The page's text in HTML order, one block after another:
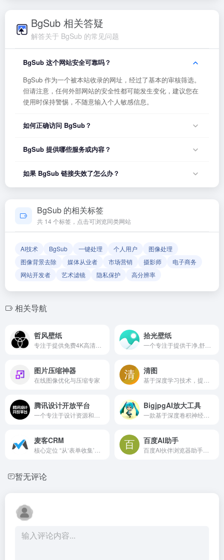
BgSub 相关答疑
解答关于 BgSub 的常见问题
BgSub 这个网站安全可靠吗？
BgSub 作为一个被本站收录的网址，经过了基本的审核筛选。
但请注意，任何外部网站的安全性都可能发生变化，建议您在
使用时保持警惕，不随意输入个人敏感信息。
如何正确访问 BgSub？
者在浏览器地址栏输入正确的网址。如果遇到无法访问的情
试。
BgSub 提供哪些服务或内容？
平台，致力于帮助用户发现和整理优质网站资源，具体网站的
内容与服务由该网站运营方负责。
如果 BgSub 链接失效了怎么办？
如果发现链接无法打开或内容已变更，您可以使用页面上的
确保导航链接的准确性和有效性。
BgSub 的相关标签
共 14 个标签，点击可浏览同类网站
AI技术 BgSub 一键处理 个人用户
图像处理
图像背景去除
媒体从业者 市场营销 摄影师
电子商务
网站开发者
艺术滤镜 隐私保护 高分辨率
相关导航
哲风壁纸 拾光壁纸
图片压缩神器
在线图像优化与压缩专家
清图
腾讯设计开放平台 BigjpgAI放大工具
麦客CRM 百度AI助手
暂无评论